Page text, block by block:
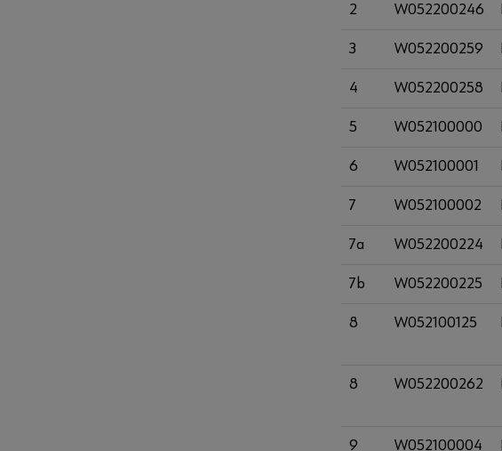
2 W052200246
3 W052200259
4 W052200258
5 W052100000
6 W052100001
7 W052100002
7a W052200224
7b W052200225
8 W052100125
8 W052200262
9 W052100004